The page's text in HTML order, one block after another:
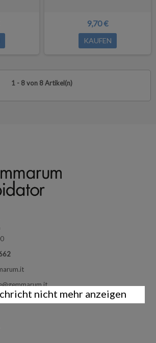
9,70 €
KAUFEN
1 - 8 von 8 Artikel(n)
nicht mehr anzeigen